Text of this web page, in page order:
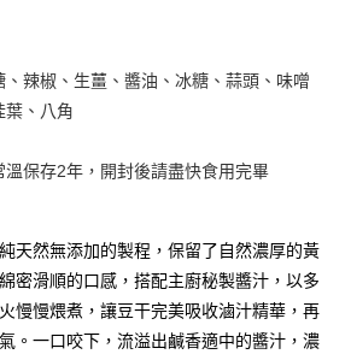
)
含以上)免運費
含以上)免運費
、辣椒、生薑、醬油、冰糖、蒜頭、味噌
葉、八角
保存2年，開封後請盡快食用完畢
天然無添加的製程，保留了自然濃厚的黃
密滑順的口感，搭配主廚秘製醬汁，以多
慢慢煨煮，讓豆干完美吸收滷汁精華，再
。一口咬下，流溢出鹹香適中的醬汁，濃